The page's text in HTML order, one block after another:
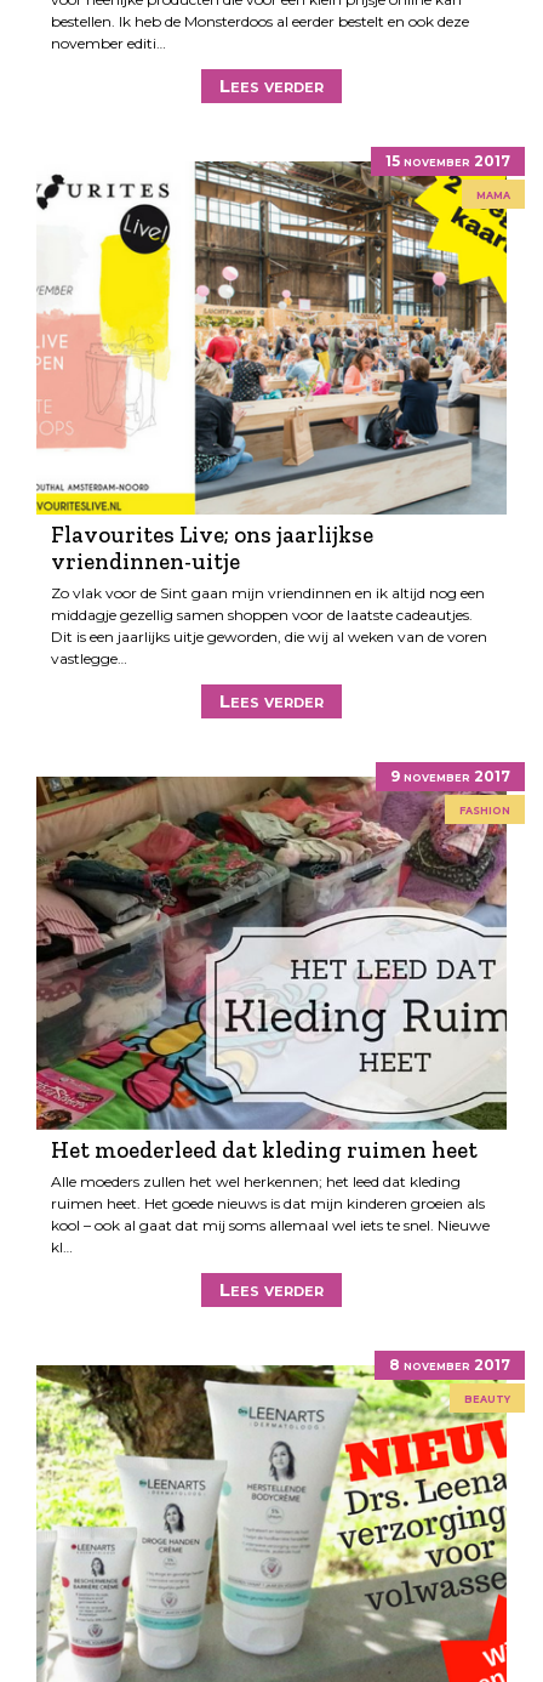
bestellen. Ik heb de Monsterdoos al eerder bestelt en ook deze
november editi…
Lees verder
15 november 2017
mama
Flavourites Live; ons jaarlijkse
vriendinnen-uitje
Zo vlak voor de Sint gaan mijn vriendinnen en ik altijd nog een
middagje gezellig samen shoppen voor de laatste cadeautjes.
Dit is een jaarlijks uitje geworden, die wij al weken van de voren
vastlegge…
Lees verder
9 november 2017
fashion
Het moederleed dat kleding ruimen heet
Alle moeders zullen het wel herkennen; het leed dat kleding
ruimen heet. Het goede nieuws is dat mijn kinderen groeien als
kool – ook al gaat dat mij soms allemaal wel iets te snel. Nieuwe
kl…
Lees verder
8 november 2017
beauty